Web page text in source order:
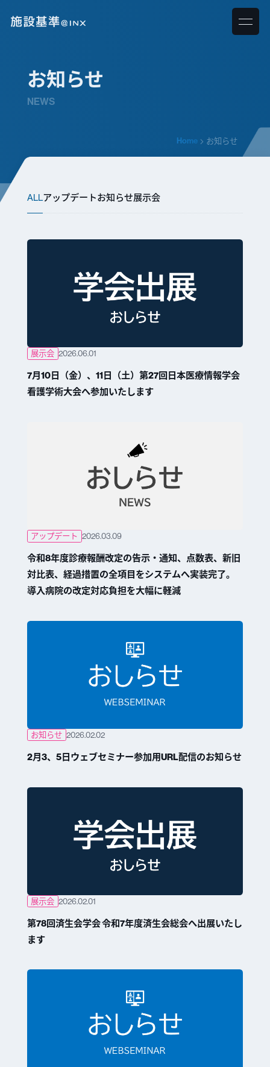
お知らせ
NEWS
Home お知らせ
ALLアップデートお知らせ展示会
展示会 2026.06.01
7月10日（金）、11日（土）第27回日本医療情報学会
看護学術大会へ参加いたします
アップデート 2026.03.09
令和8年度診療報酬改定の告示・通知、点数表、新旧
対比表、経過措置の全項目をシステムへ実装完了。
導入病院の改定対応負担を大幅に軽減
お知らせ 2026.02.02
2月3、5日ウェブセミナー参加用URL配信のお知らせ
展示会 2026.02.01
第78回済生会学会 令和7年度済生会総会へ出展いたし
ます